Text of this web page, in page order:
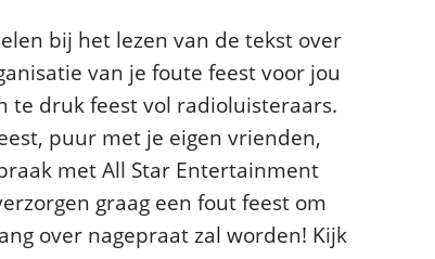
bij het lezen van de tekst over
van je foute feest voor jou
te druk feest vol radioluisteraars.
puur met je eigen vrienden,
met All Star Entertainment
graag een fout feest om
over nagepraat zal worden! Kijk